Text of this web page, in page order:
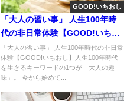
GOOD!いちおし
「大人の習い事」 人生100年時
代の非日常体験【GOOD!いちお
し】
「大人の習い事」 人生100年時代の非日常
体験【GOOD!いちおし】人生100年時代
を生きるキーワードの1つが「大人の趣
味」。 今から始めて...